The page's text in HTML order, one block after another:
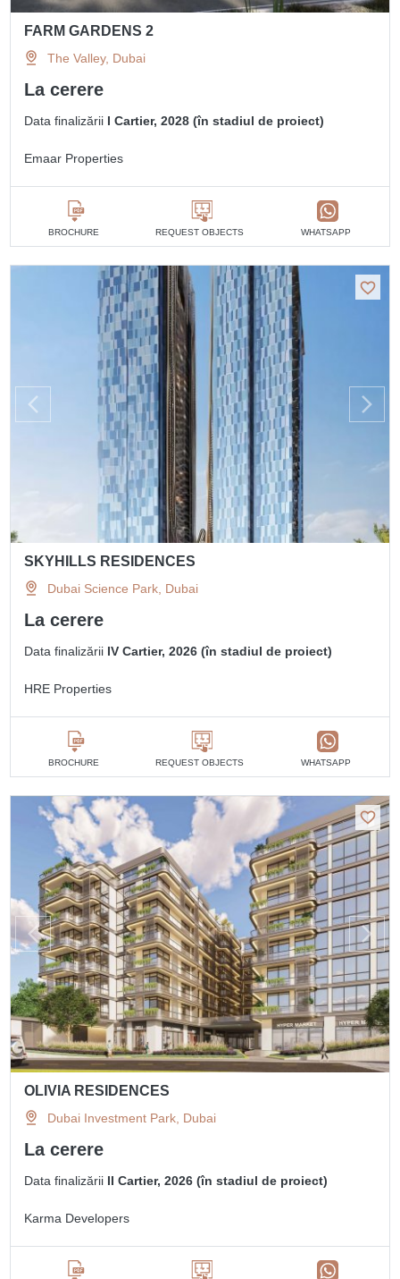
FARM GARDENS 2
The Valley, Dubai
La cerere
Data finalizării I Cartier, 2028 (în stadiul de proiect)
Emaar Properties
BROCHURE REQUEST OBJECTS WHATSAPP
SKYHILLS RESIDENCES
Dubai Science Park, Dubai
La cerere
Data finalizării IV Cartier, 2026 (în stadiul de proiect)
HRE Properties
BROCHURE REQUEST OBJECTS WHATSAPP
OLIVIA RESIDENCES
Dubai Investment Park, Dubai
La cerere
Data finalizării II Cartier, 2026 (în stadiul de proiect)
Karma Developers